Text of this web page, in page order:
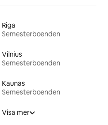
Riga
Semesterboenden
Vilnius
Semesterboenden
Kaunas
Semesterboenden
Visa mer